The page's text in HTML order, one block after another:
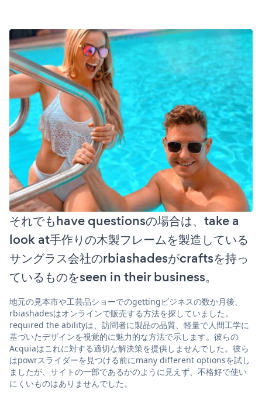
それでもhave questionsの場合は、take a
look at手作りの木製フレームを製造している
サングラス会社のrbiashadesがcraftsを持っ
ているものをseen in their business。
地元の見本市や工芸品ショーでのgettingビジネスの数か月後、
rbiashadesはオンラインで販売する方法を探していました。
required the abilityは、訪問者に製品の品質、軽量で人間工学に
基づいたデザインを視覚的に魅力的な方法で示します。彼らの
Acquiaはこれに対する適切な解決策を提供しませんでした。彼ら
はpowrスライダーを見つける前にmany different optionsを試し
ましたが、サイトの一部であるかのように見えず、不格好で使い
にくいものはありませんでした。